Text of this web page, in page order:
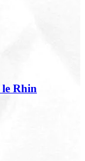
le Rhin